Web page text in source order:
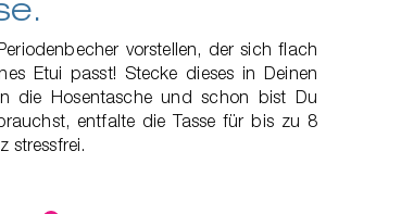
vorstellen, der sich flach
Etui passt! Stecke dieses in Deinen
die Hosentasche und schon bist Du
entfalte die Tasse für bis zu 8
stressfrei.